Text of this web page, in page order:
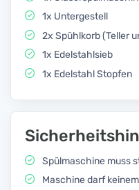
1x Untergestell
2x Spühlkorb (Teller
1x Edelstahlsieb
1x Edelstahl Stopfen
Spülmaschine muss
Maschine darf